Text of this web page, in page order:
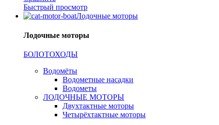
Быстрый просмотр
Лодочные моторы
Лодочные моторы
БОЛОТОХОДЫ
Водомёты
Водометные насадки
Водометы
ЛОДОЧНЫЕ МОТОРЫ
Двухтактные моторы
Четырёхтактные моторы